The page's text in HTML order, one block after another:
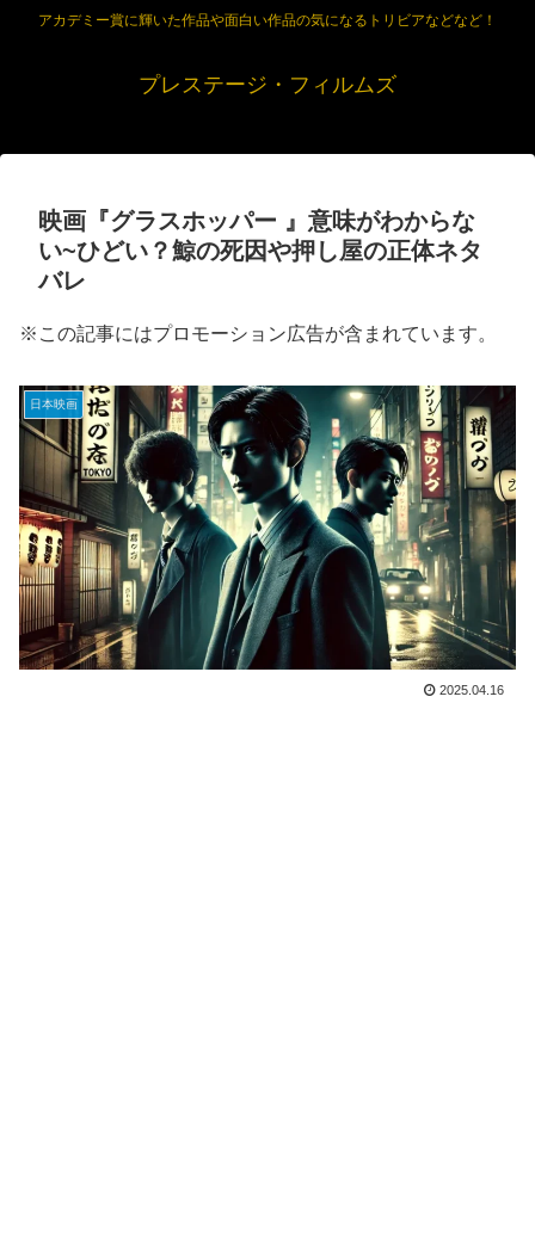
アカデミー賞に輝いた作品や面白い作品の気になるトリビアなどなど！
プレステージ・フィルムズ
映画『グラスホッパー 』意味がわからな
い~ひどい？鯨の死因や押し屋の正体ネタ
バレ
※この記事にはプロモーション広告が含まれています。
日本映画
2025.04.16